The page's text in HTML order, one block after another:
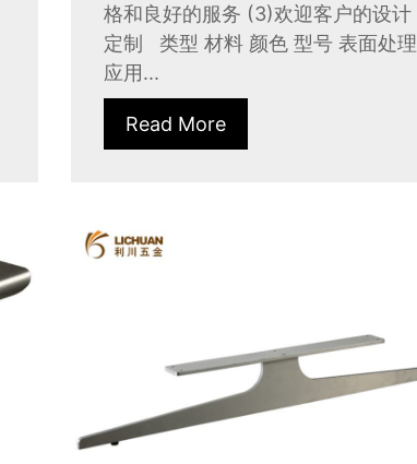
格和良好的服务 (3)欢迎客户的设计
定制 类型 材料 颜色 型号 表面处理
应用...
Read More